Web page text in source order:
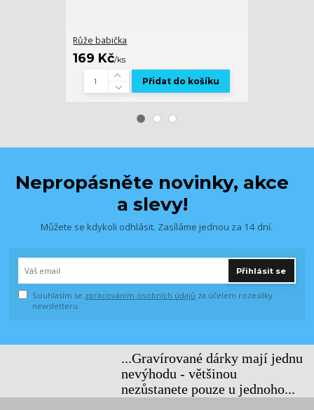
Růže babička
169 Kč/ks
Přidat do košíku
Nepropásněte novinky, akce
a slevy!
Můžete se kdykoli odhlásit. Zasíláme jednou za 14 dní.
Přihlásit se
Souhlasím se zpracováním osobních údajů za účelem rozesílky
newsletteru.
...Gravírované dárky mají jednu
nevýhodu - většinou
nezůstanete pouze u jednoho...